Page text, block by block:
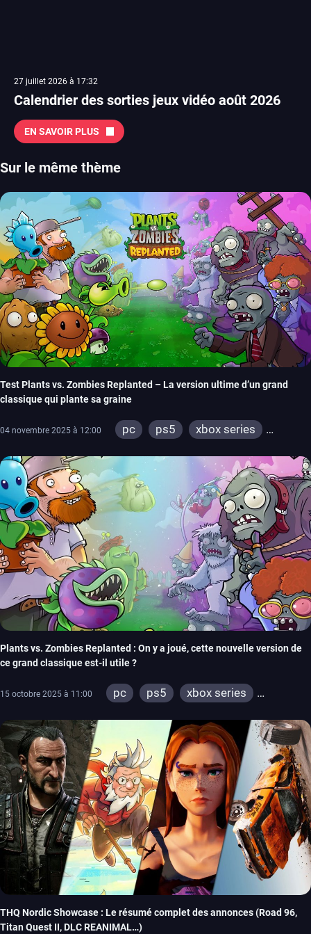
27 juillet 2026 à 17:32
Calendrier des sorties jeux vidéo août 2026
EN SAVOIR PLUS
Sur le même thème
Test Plants vs. Zombies Replanted – La version ultime d’un grand
classique qui plante sa graine
04 novembre 2025 à 12:00 pc ps5
xbox series
switch 2
Plants vs. Zombies Replanted : On y a joué, cette nouvelle version de
ce grand classique est-il utile ?
15 octobre 2025 à 11:00 pc ps5
xbox series
THQ Nordic Showcase : Le résumé complet des annonces (Road 96,
Titan Quest II, DLC REANIMAL…)